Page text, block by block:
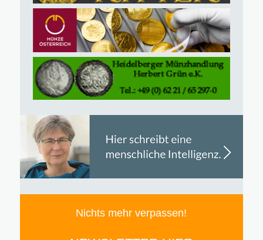
Nichts mehr verpassen!